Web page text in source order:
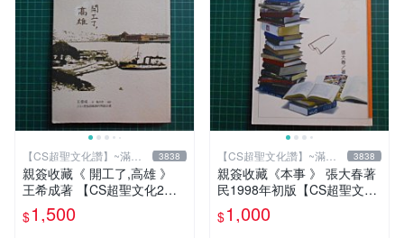
【CS超聖文化讚】~滿千
元送運
3838
親簽收藏《 開工了,高雄 》
王希成著 【CS超聖文化2
讚】
$1,500
【CS超聖文化讚】~滿千
元送運
3838
親簽收藏《本事 》 張大春著
民1998年初版【CS超聖文化
2讚】
$1,000